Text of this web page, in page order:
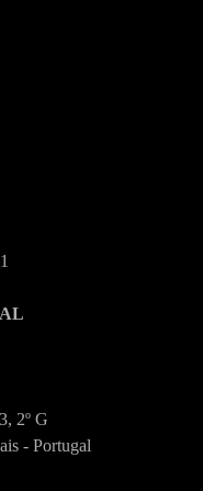
2º G
- Portugal